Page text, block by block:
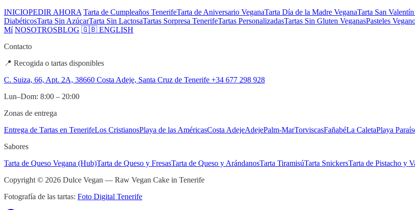
INICIOPEDIR AHORA Tarta de Cumpleaños TenerifeTarta de Aniversario VeganaTarta Día de la Madre VeganaTarta San
DiabéticosTarta Sin AzúcarTarta Sin LactosaTartas Sorpresa TenerifeTartas PersonalizadasTartas Sin Gluten VeganasPasteles
Mí NOSOTROSBLOG 🇬🇧 ENGLISH
Contacto
📍 Recogida o tartas disponibles
C. Suiza, 66, Apt. 2A, 38660 Costa Adeje, Santa Cruz de Tenerife +34 677 298 928
Lun–Dom: 8:00 – 20:00
Zonas de entrega
Entrega de Tartas en TenerifeLos CristianosPlaya de las AméricasCosta AdejeAdejePalm-MarTorviscasFañabéLa CaletaPlaya
Sabores
Tarta de Queso Vegana (Hub)Tarta de Queso y FresasTarta de Queso y ArándanosTarta TiramisúTarta SnickersTarta de Pistacho y
Copyright © 2026 Dulce Vegan — Raw Vegan Cake in Tenerife
Fotografía de las tartas: Foto Digital Tenerife